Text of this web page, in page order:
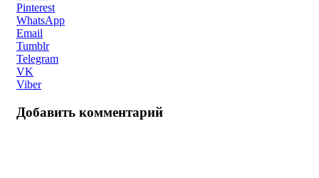
Pinterest
WhatsApp
Email
Tumblr
Telegram
VK
Viber
Добавить комментарий